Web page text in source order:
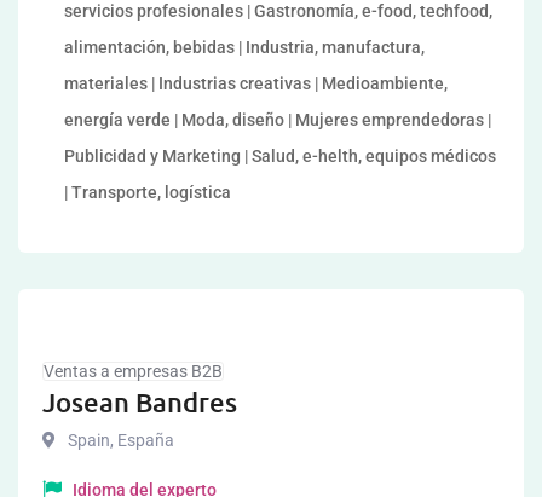
servicios profesionales | Gastronomía, e-food, techfood,
alimentación, bebidas | Industria, manufactura,
materiales | Industrias creativas | Medioambiente,
energía verde | Moda, diseño | Mujeres emprendedoras |
Publicidad y Marketing | Salud, e-helth, equipos médicos
| Transporte, logística
Ventas a empresas B2B
Josean Bandres
Spain, España
Idioma del experto